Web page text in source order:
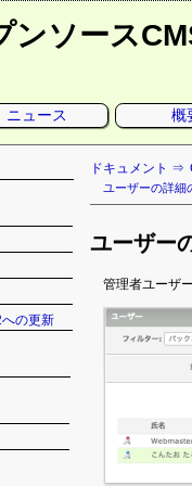
ンソース
ニュース 概
ドキュメント
ユーザーの詳細
ユーザー
管理者ユーザ
の更新